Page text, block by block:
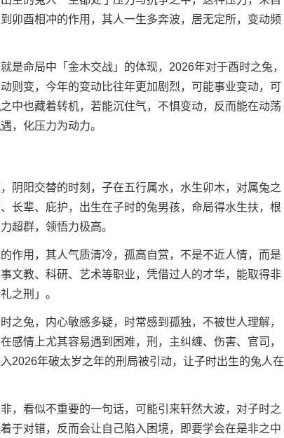
卯酉相冲的作用，其人一生多奔波，居无定所，变动频
是命局中「金木交战」的体现，2026年对于酉时之兔，
则变，今年的变动比往年更加剧烈，可能事业变动，可
中也藏着转机，若能沉住气，不惧变动，反而能在动荡
，化压力为动力。
阴阳交替的时刻，子在五行属水，水生卯木，对属兔之
长辈、庇护，出生在子时的兔男孩，命局得水生扶，根
超群，领悟力极高。
作用，其人气质清冷，孤高自赏，不是不近人情，而是
文教、科研、艺术等职业，凭借过人的才华，能取得非
之刑」。
之兔，内心敏感多疑，时常感到孤独，不被世人理解，
感情上尤其容易遇到困难，刑，主纠缠、伤害、官司，
2026年破太岁之年的刑局被引动，让子时出生的兔人在
，看似不重要的一句话，可能引来轩然大波，对子时之
于对错，反而会让自己陷入困境，即要学会在是非之中